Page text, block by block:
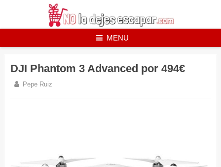
MENU
DJI Phantom 3 Advanced por 494€
Pepe Ruiz